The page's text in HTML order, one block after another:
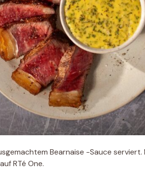
Bearnaise -Sauce serviert.
RTé One.